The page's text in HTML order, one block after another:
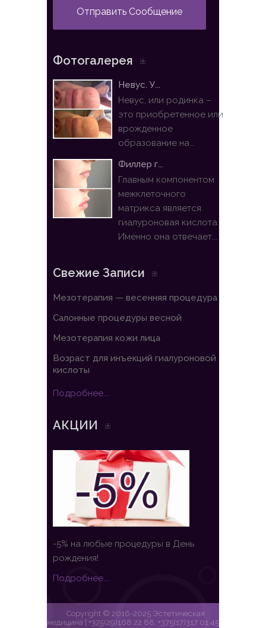
Отправить Сообщение
Фотогалерея
Невус. У...
Невус, или родинка –
это приобретенное или
врожденное
образование на...
Филлер г...
Главным компонентом
межклеточного
матрикса является
гиалуроновая кислота.
Именно она отвечает...
Свежие Записи
Мезотерапия — весенняя процедура
Салонные процедуры весной
Мезотерапия кожи лица
Возраст для инъекций гиалуроновой
кислоты
Подробнее....
АКЦИИ
-5% на любые процедуры в День
рождения!
Подробнее....
Copyright © 2016-2025 Эстетическая
медицина | +375(29)168 22 88, +375(17)317 01 45